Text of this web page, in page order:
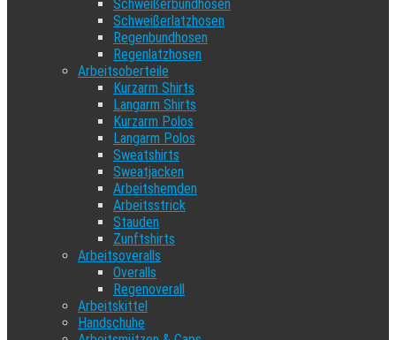
Schweißerbundhosen
Schweißerlatzhosen
Regenbundhosen
Regenlatzhosen
Arbeitsoberteile
Kurzarm Shirts
Langarm Shirts
Kurzarm Polos
Langarm Polos
Sweatshirts
Sweatjacken
Arbeitshemden
Arbeitsstrick
Stauden
Zunftshirts
Arbeitsoveralls
Overalls
Regenoverall
Arbeitskittel
Handschuhe